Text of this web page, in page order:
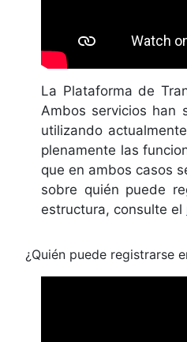
La Plataforma de
Ambos servicios han
utilizando
plenamente las
que en ambos casos
sobre quién puede
estructura, consulte el
¿Quién puede registrarse